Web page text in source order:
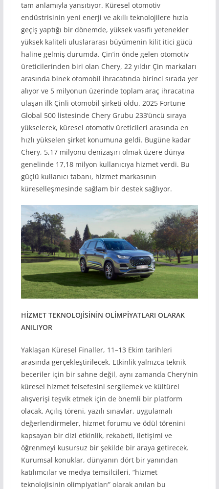
tam anlamıyla yansıtıyor. Küresel otomotiv
endüstrisinin yeni enerji ve akıllı teknolojilere hızla
geçiş yaptığı bir dönemde, yüksek vasıflı yetenekler
yüksek kaliteli uluslararası büyümenin kilit itici gücü
haline gelmiş durumda. Çin’in önde gelen otomotiv
üreticilerinden biri olan Chery, 22 yıldır Çin markaları
arasında binek otomobil ihracatında birinci sırada yer
alıyor ve 5 milyonun üzerinde toplam araç ihracatına
ulaşan ilk Çinli otomobil şirketi oldu. 2025 Fortune
Global 500 listesinde Chery Grubu 233’üncü sıraya
yükselerek, küresel otomotiv üreticileri arasında en
hızlı yükselen şirket konumuna geldi. Bugüne kadar
Chery, 5,17 milyonu denizaşırı olmak üzere dünya
genelinde 17,18 milyon kullanıcıya hizmet verdi. Bu
güçlü kullanıcı tabanı, hizmet markasının
küreselleşmesinde sağlam bir destek sağlıyor.
HİZMET TEKNOLOJİSİNİN OLİMPİYATLARI OLARAK
ANILIYOR
Yaklaşan Küresel Finaller, 11–13 Ekim tarihleri
arasında gerçekleştirilecek. Etkinlik yalnızca teknik
beceriler için bir sahne değil, aynı zamanda Chery’nin
küresel hizmet felsefesini sergilemek ve kültürel
alışverişi teşvik etmek için de önemli bir platform
olacak. Açılış töreni, yazılı sınavlar, uygulamalı
değerlendirmeler, hizmet forumu ve ödül törenini
kapsayan bir dizi etkinlik, rekabeti, iletişimi ve
öğrenmeyi kusursuz bir şekilde bir araya getirecek.
Kurumsal konuklar, dünyanın dört bir yanından
katılımcılar ve medya temsilcileri, “hizmet
teknolojisinin olimpiyatları” olarak anılan bu